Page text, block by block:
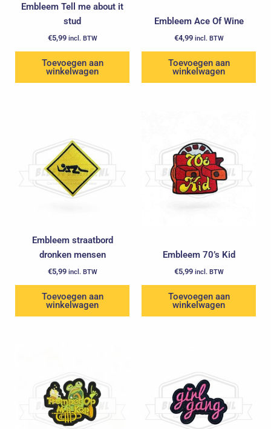
Embleem Tell me about it
stud
€5,99 incl. BTW
Toevoegen aan
winkelwagen
Embleem Ace Of Wine
€4,99 incl. BTW
Toevoegen aan
winkelwagen
Embleem straatbord
dronken mensen
€5,99 incl. BTW
Toevoegen aan
winkelwagen
Embleem 70’s Kid
€5,99 incl. BTW
Toevoegen aan
winkelwagen